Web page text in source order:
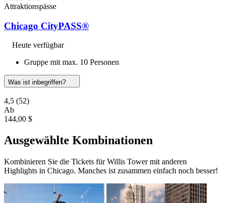
Attraktionspässe
Chicago CityPASS®
Heute verfügbar
Gruppe mit max. 10 Personen
Was ist inbegriffen?
4,5 (52)
Ab
144,00 $
Ausgewählte Kombinationen
Kombinieren Sie die Tickets für Willis Tower mit anderen
Highlights in Chicago. Manches ist zusammen einfach noch besser!